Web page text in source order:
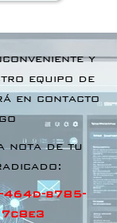
y
equipo de
en contacto
nota de tu
b785-